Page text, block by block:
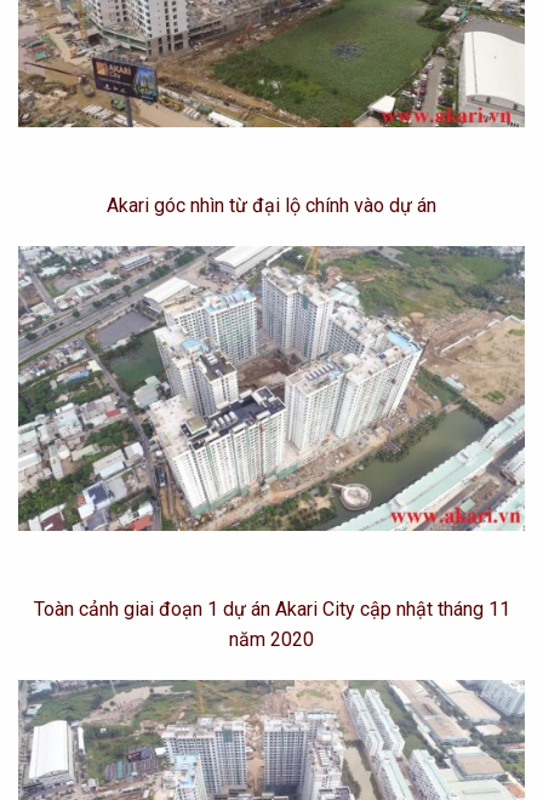
Akari góc nhìn từ đại lộ chính vào dự án
Toàn cảnh giai đoạn 1 dự án Akari City cập nhật tháng 11
năm 2020